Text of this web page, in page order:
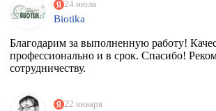
24 июля
Biotika
Благодарим за выполненную работу!
профессионально и в срок. Спасибо!
сотрудничеству.
22 января